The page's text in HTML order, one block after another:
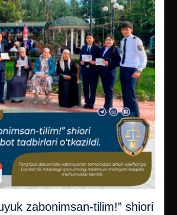
zabonimsan-tilim!” shiori